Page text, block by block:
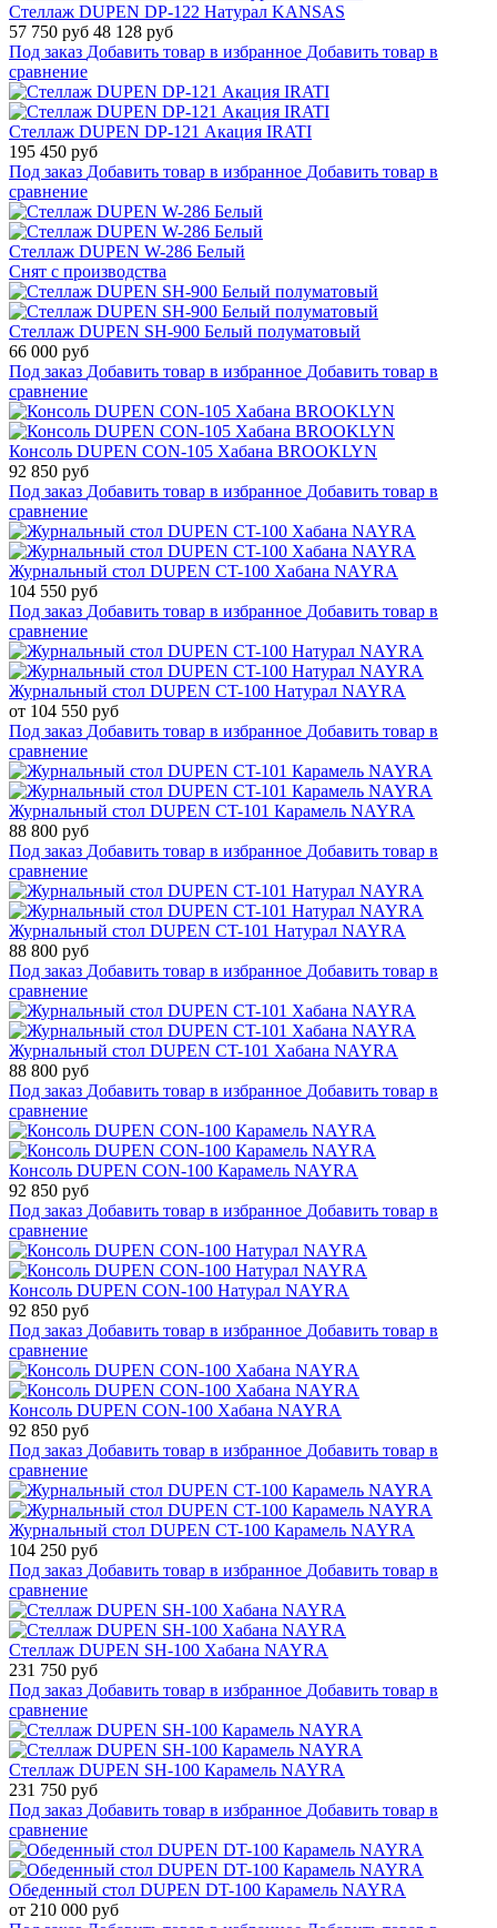
Стеллаж DUPEN DP-122 Натурал KANSAS
57 750 руб 48 128 руб
Под заказ Добавить товар в избранное Добавить товар в
сравнение
Стеллаж DUPEN DP-121 Акация IRATI
195 450 руб
Под заказ Добавить товар в избранное Добавить товар в
сравнение
Стеллаж DUPEN W-286 Белый
Снят с производства
Стеллаж DUPEN SH-900 Белый полуматовый
66 000 руб
Под заказ Добавить товар в избранное Добавить товар в
сравнение
Консоль DUPEN CON-105 Хабана BROOKLYN
92 850 руб
Под заказ Добавить товар в избранное Добавить товар в
сравнение
Журнальный стол DUPEN CT-100 Хабана NAYRA
104 550 руб
Под заказ Добавить товар в избранное Добавить товар в
сравнение
Журнальный стол DUPEN CT-100 Натурал NAYRA
от 104 550 руб
Под заказ Добавить товар в избранное Добавить товар в
сравнение
Журнальный стол DUPEN CT-101 Карамель NAYRA
88 800 руб
Под заказ Добавить товар в избранное Добавить товар в
сравнение
Журнальный стол DUPEN CT-101 Натурал NAYRA
88 800 руб
Под заказ Добавить товар в избранное Добавить товар в
сравнение
Журнальный стол DUPEN CT-101 Хабана NAYRA
88 800 руб
Под заказ Добавить товар в избранное Добавить товар в
сравнение
Консоль DUPEN CON-100 Карамель NAYRA
92 850 руб
Под заказ Добавить товар в избранное Добавить товар в
сравнение
Консоль DUPEN CON-100 Натурал NAYRA
92 850 руб
Под заказ Добавить товар в избранное Добавить товар в
сравнение
Консоль DUPEN CON-100 Хабана NAYRA
92 850 руб
Под заказ Добавить товар в избранное Добавить товар в
сравнение
Журнальный стол DUPEN CT-100 Карамель NAYRA
104 250 руб
Под заказ Добавить товар в избранное Добавить товар в
сравнение
Стеллаж DUPEN SH-100 Хабана NAYRA
231 750 руб
Под заказ Добавить товар в избранное Добавить товар в
сравнение
Стеллаж DUPEN SH-100 Карамель NAYRA
231 750 руб
Под заказ Добавить товар в избранное Добавить товар в
сравнение
Обеденный стол DUPEN DT-100 Карамель NAYRA
от 210 000 руб